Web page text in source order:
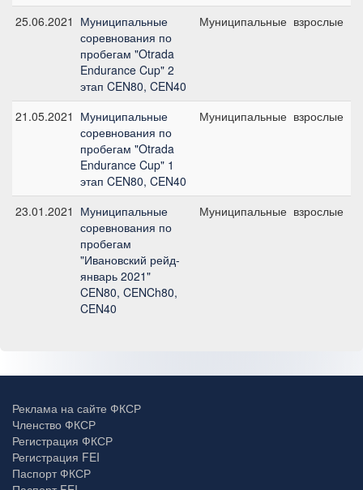
25.06.2021 Муниципальные
соревнования по
пробегам "Otrada
Endurance Cup" 2
этап CEN80, CEN40
Муниципальные взрослые
21.05.2021 Муниципальные
соревнования по
пробегам "Otrada
Endurance Cup" 1
этап CEN80, CEN40
Муниципальные взрослые
23.01.2021 Муниципальные
соревнования по
пробегам
"Ивановский рейд-
январь 2021"
CEN80, CENCh80,
CEN40
Муниципальные взрослые
Реклама на сайте ФКСР
Членство ФКСР
Регистрация ФКСР
Регистрация FEI
Паспорт ФКСР